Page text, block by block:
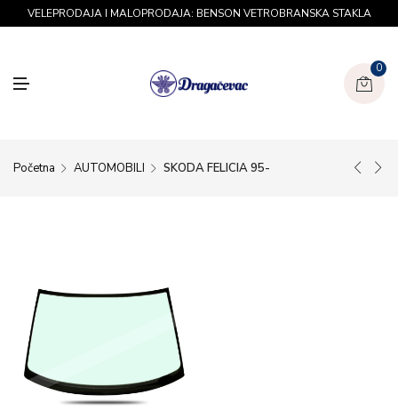
VELEPRODAJA I MALOPRODAJA: BENSON VETROBRANSKA STAKLA
0
Početna AUTOMOBILI SKODA FELICIA 95-